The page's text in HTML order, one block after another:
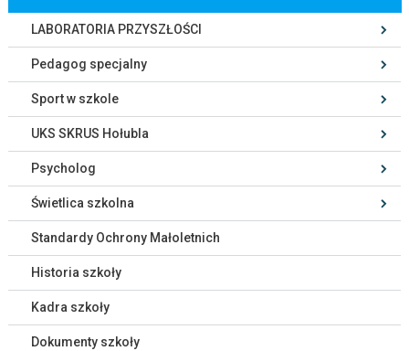
LABORATORIA PRZYSZŁOŚCI
Pedagog specjalny
Sport w szkole
UKS SKRUS Hołubla
Psycholog
Świetlica szkolna
Standardy Ochrony Małoletnich
Historia szkoły
Kadra szkoły
Dokumenty szkoły